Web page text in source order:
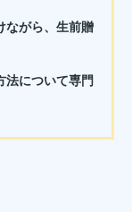
ながら、生前贈
法について専門